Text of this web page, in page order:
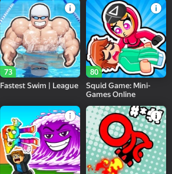
73
Fastest Swim | League
80
Squid Game: Mini-
Games Online